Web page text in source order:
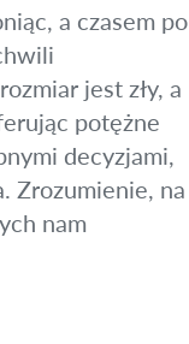
a czasem po
jest zły, a
potężne
decyzjami,
Zrozumienie, na
nam